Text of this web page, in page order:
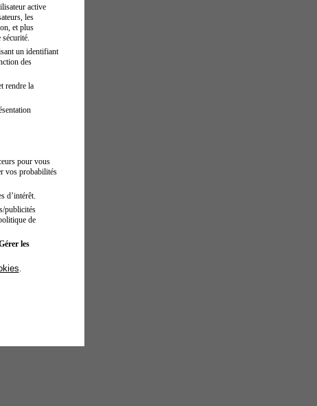
active
les
et plus
un identifiant
des
rendre la
pour vous
vos probabilités
d’intérêt.
publicités
de
les